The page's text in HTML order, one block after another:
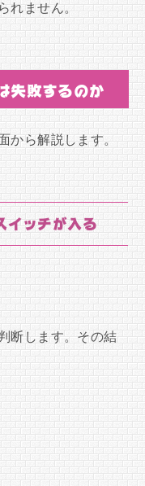
れません。
失敗するのか
から解説します。
イッチが入る
断します。その結